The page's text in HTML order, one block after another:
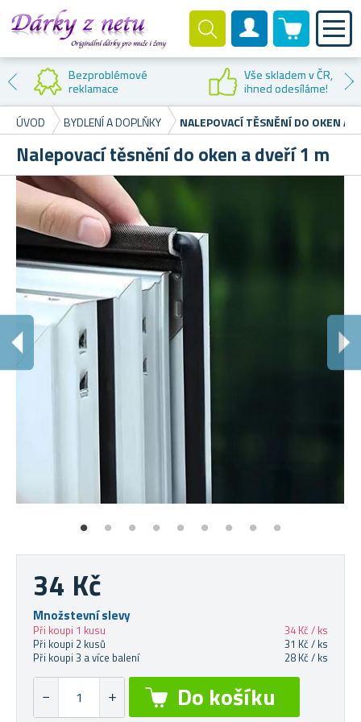
Zákaznický účet
0 produktů
Bezproblémové
reklamace
Vše skladem v ČR,
ihned odesíláme!
ÚVOD
BYDLENÍ A DOPLŇKY NALEPOVACÍ TĚSNĚNÍ DO OKEN A
Nalepovací těsnění do oken a dveří 1 m
34 Kč
Množstevní slevy
Při koupi 1 kusu
34 Kč / ks
Při koupi 2 kusů
31 Kč / ks
Při koupi 3 a více balení
28 Kč / ks